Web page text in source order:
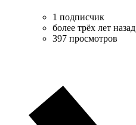
1 подписчик
более трёх лет назад
397 просмотров